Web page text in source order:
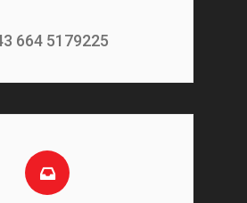
664 5179225